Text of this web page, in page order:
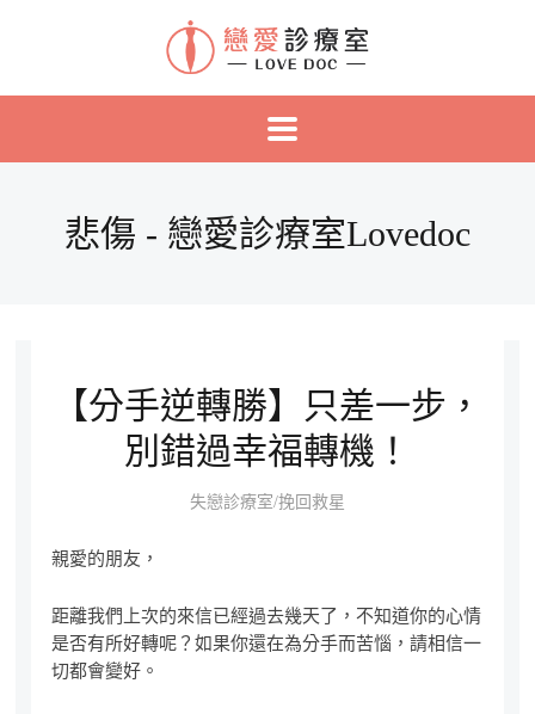
悲傷 - 戀愛診療室Lovedoc
【分手逆轉勝】只差一步，
別錯過幸福轉機！
失戀診療室/挽回救星
親愛的朋友，
距離我們上次的來信已經過去幾天了，不知道你的心情
是否有所好轉呢？如果你還在為分手而苦惱，請相信一
切都會變好。